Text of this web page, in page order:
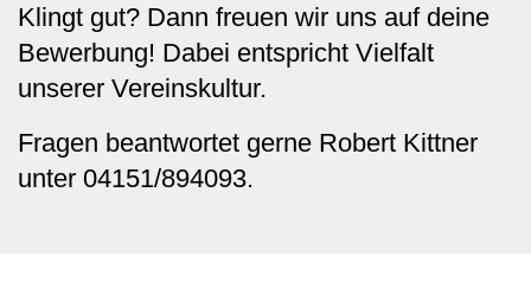
Klingt gut? Dann freuen wir uns auf deine
Bewerbung! Dabei entspricht Vielfalt
unserer Vereinskultur.
Fragen beantwortet gerne Robert Kittner
unter 04151/894093.